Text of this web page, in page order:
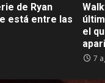
de Ryan
está entre las
el
7